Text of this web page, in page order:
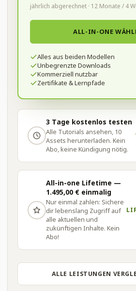
jährlich abgerechnet · 12 Monate / 4
ALL-IN-ONE
Alles aus beiden Modellen
Unbegrenzte Downloads
Kommerziell nutzbar
Zertifikate & Lernpfade
3 Tage kostenlos testen
Alle Tutorials ansehen, 10
Assets herunterladen. Kein
Abo, keine Kündigung nötig.
All-in-one Lifetime —
1.495,00 € einmalig
Nur einmal zahlen: Sichere
dir lebenslang Zugriff auf
alle aktuellen und
zukünftigen Inhalte. Kein
Abo!
ALLE LEISTUNGEN